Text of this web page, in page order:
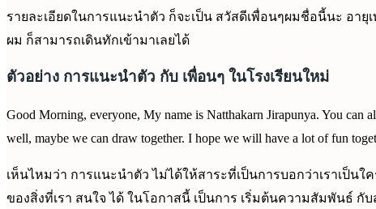
รายละเอียดในการแนะนำตัว ก็จะเป็น สวัสดีเพื่อนๆผมชื่อนี้นะ อา
ผม ก็สามารถเดินทักเข้ามาเลยได้
ตัวอย่าง การแนะนำตัว กับ เพื่อนๆ ในโรงเรียนใหม่
Good Morning, everyone, My name is Natthakarn Jirapunya. You can
well, maybe we can draw together. I hope we will have a lot of fun
เห็นไหมว่า การแนะนำตัว ไม่ได้ให้สาระที่เป็นการบอกว่าเราเป็น
ของสิ่งที่เรา สนใจ ได้ ในโอกาสนี้ เป็นการ เริ่มต้นความสัมพันธ์ กั